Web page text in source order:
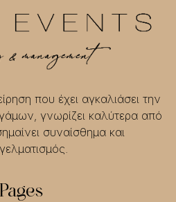
που έχει αγκαλιάσει την
γνωρίζει καλύτερα από
συναίσθημα και
Pages